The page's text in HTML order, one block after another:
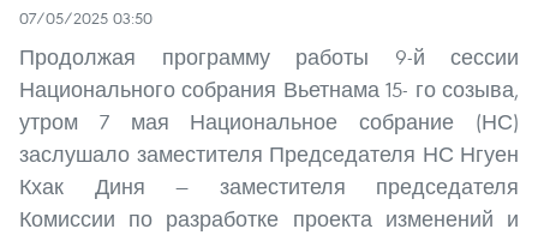
07/05/2025 03:50
Продолжая программу работы 9-й сессии
Национального собрания Вьетнама 15- го созыва,
утром 7 мая Национальное собрание (НС)
заслушало заместителя Председателя НС Нгуен
Кхак Диня — заместителя председателя
Комиссии по разработке проекта изменений и